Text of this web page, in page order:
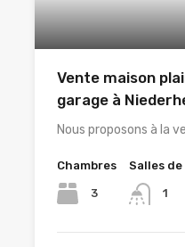
Vente maison
garage à
Nous proposons à la
Chambres
3
Salles de
1